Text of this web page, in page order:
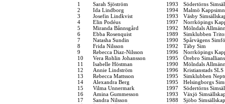
1 Sarah Sjöström 1993
Södertörns
2
Ida Lindborg 1994
Malmö
3
Josefin Lindkvist 1993
Väsby
4
Elin Podéus 1997
Norrköpings
5
Miranda Bånnsgård 1992
Mölndals
6
Ebba Rosenquist 1989
Simklubben
7
Natasha Sundin 1990
Spårvägens
8
Frida Nilsson 1992
Täby Sim
9
Rebecca Diaz-Nilsson 1996
Norrköpings
10
Vera Rohlin Johansson 1995
Örebro Simallians
11
Isabelle Höstman 1990
Mölndals
12
Annie Lindström 1996
Kristianstads SLS
13
Rebecca Mattsson 1995
Simklubben
14
Alexandra Berg 1995
Helsingborgs
15
Vilma Unnermark 1997
Södertörns
16
Amina Gummesson 1993
Växjö
17
Sandra Nilsson 1988
Sjöbo Simsällskap